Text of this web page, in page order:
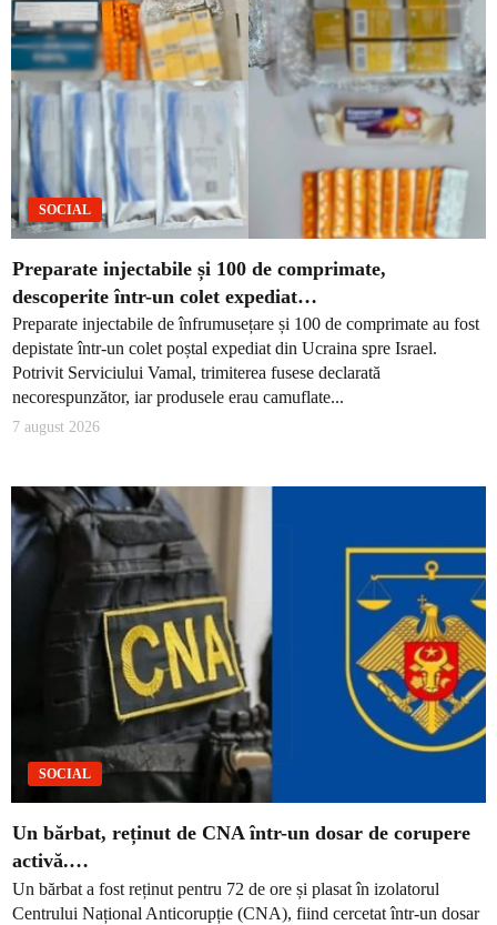
SOCIAL
Preparate injectabile și 100 de comprimate,
descoperite într-un colet expediat…
Preparate injectabile de înfrumusețare și 100 de comprimate au fost
depistate într-un colet poștal expediat din Ucraina spre Israel.
Potrivit Serviciului Vamal, trimiterea fusese declarată
necorespunzător, iar produsele erau camuflate...
7 august 2026
SOCIAL
Un bărbat, reținut de CNA într-un dosar de corupere
activă.…
Un bărbat a fost reținut pentru 72 de ore și plasat în izolatorul
Centrului Național Anticorupție (CNA), fiind cercetat într-un dosar